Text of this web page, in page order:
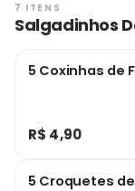
7 ITENS
Salgadinhos
5 Coxinhas de
R$ 4,90
5 Croquetes